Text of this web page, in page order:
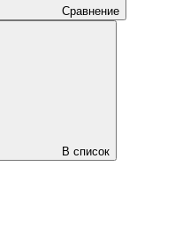
Сравнение
В список